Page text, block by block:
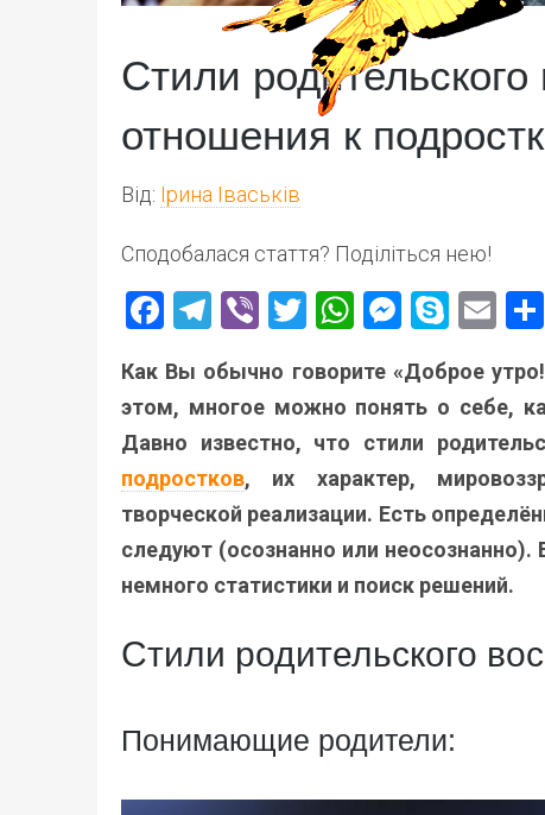
Стили
отношения к
Від: Ірина Іваськів
Сподобалася стаття? Поділіться нею!
Facebook
Telegram
ViberTwitter
WhatsApp
Skype
Как Вы обычно говорите «Доброе
этом, многое можно понять о себе,
Давно известно, что стили
подростков, их характер,
творческой реализации. Есть
следуют (осознанно или неосознанно).
немного статистики и поиск решений.
Стили родительского
Понимающие родители: